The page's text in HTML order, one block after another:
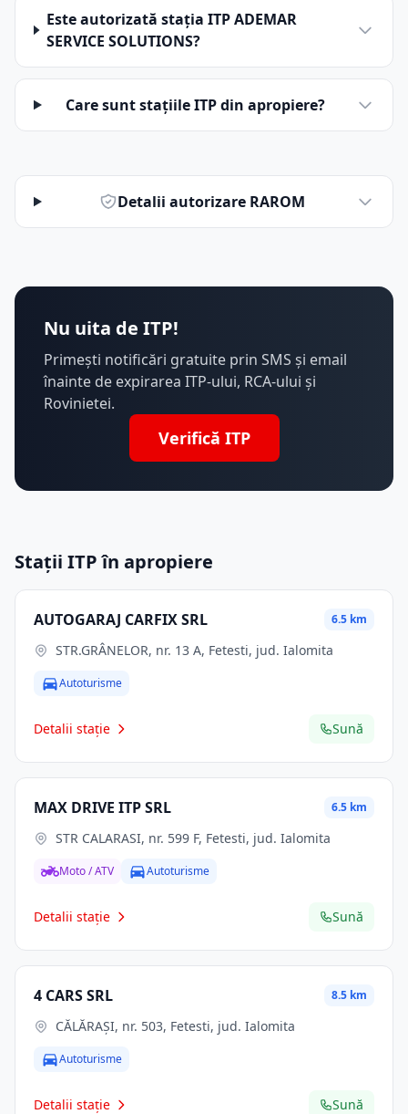
Este autorizată stația ITP ADEMAR
SERVICE SOLUTIONS?
Care sunt stațiile ITP din apropiere?
Detalii autorizare RAROM
Nu uita de ITP!
Primești notificări gratuite prin SMS și email
înainte de expirarea ITP-ului, RCA-ului și
Rovinietei.
Verifică ITP
Stații ITP în apropiere
AUTOGARAJ CARFIX SRL 6.5 km
STR.GRÂNELOR, nr. 13 A, Fetesti, jud. Ialomita
Autoturisme
Detalii stație Sună
MAX DRIVE ITP SRL 6.5 km
STR CALARASI, nr. 599 F, Fetesti, jud. Ialomita
Moto / ATV Autoturisme
Detalii stație Sună
4 CARS SRL 8.5 km
CĂLĂRAŞI, nr. 503, Fetesti, jud. Ialomita
Autoturisme
Detalii stație Sună